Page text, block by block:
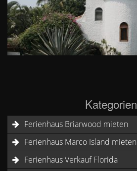
Kategorien
Ferienhaus Briarwood mieten
Ferienhaus Marco Island mieten
Ferienhaus Verkauf Florida